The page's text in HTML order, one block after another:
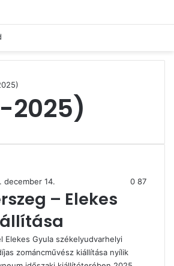
2025)
december 14. 0 87
– Elekes
Elekes Gyula székelyudvarhelyi
zománcművész kiállítása nyílik